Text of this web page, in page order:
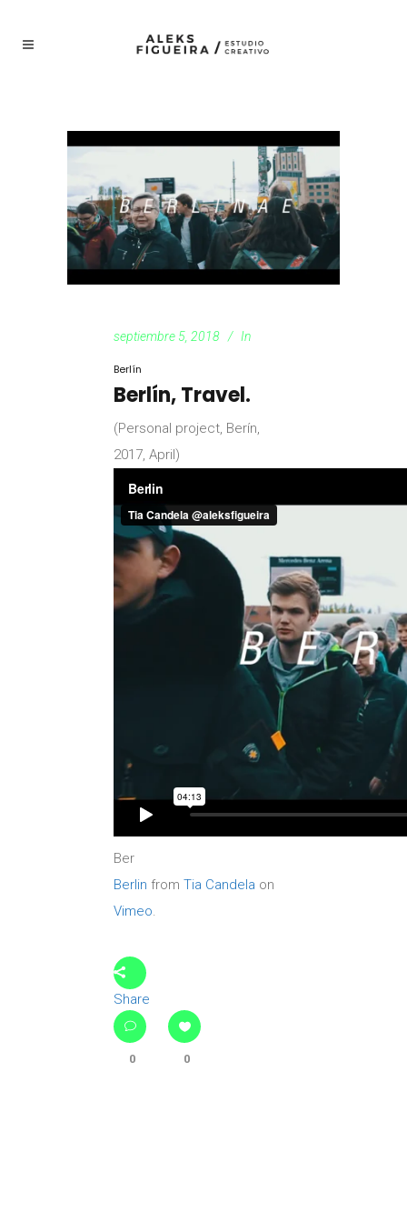
septiembre 5, 2018 In
Berlín
Berlín, Travel.
(Personal project, Berín,
2017, April)
Ber
Berlin from Tia Candela on
Vimeo.
Share
0 0